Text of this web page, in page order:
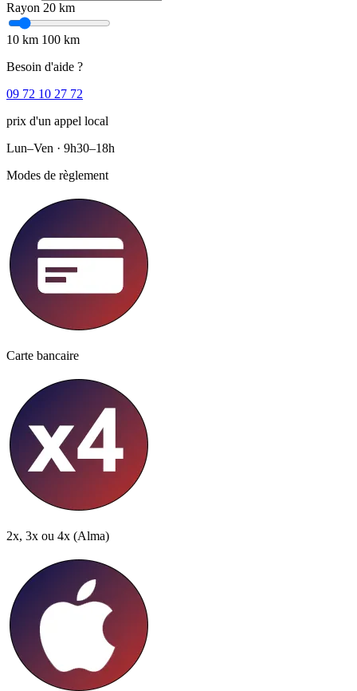
Rayon 20 km
10 km 100 km
Besoin d'aide ?
09 72 10 27 72
prix d'un appel local
Lun–Ven · 9h30–18h
Modes de règlement
Carte bancaire
2x, 3x ou 4x (Alma)